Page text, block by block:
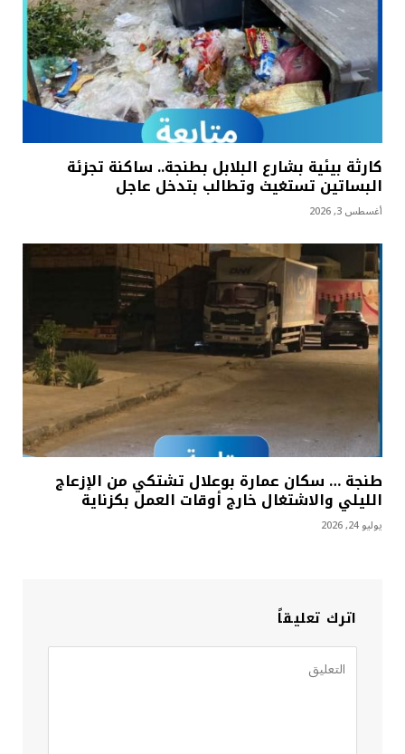
كارثة بيئية بشارع البلابل بطنجة.. ساكنة تجزئة
البساتين تستغيث وتطالب بتدخل عاجل
أغسطس 3, 2026
طنجة … سكان عمارة بوعلال تشتكي من الإزعاج
الليلي والاشتغال خارج أوقات العمل بكزناية
يوليو 24, 2026
اترك تعليقاً